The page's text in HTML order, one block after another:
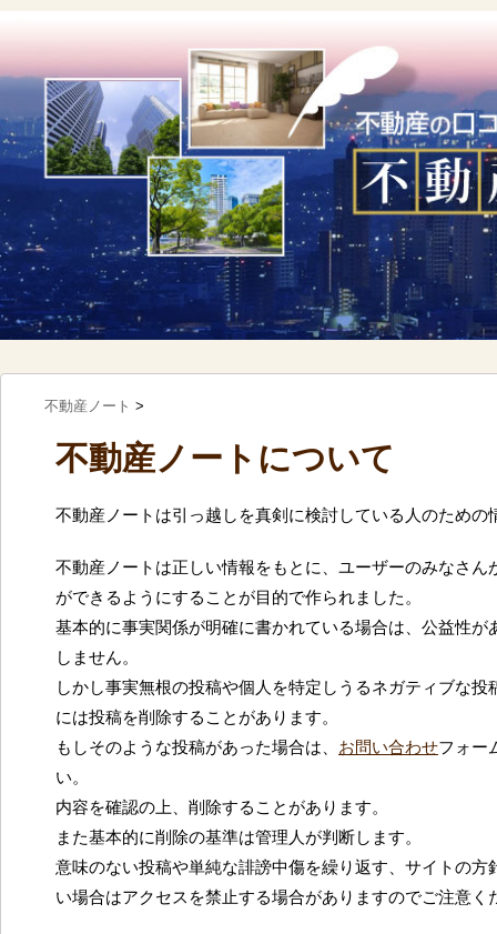
不動産ノート >
不動産ノートについて
不動産ノートは引っ越しを真剣に検討している人のための
不動産ノートは正しい情報をもとに、ユーザーのみなさん
ができるようにすることが目的で作られました。
基本的に事実関係が明確に書かれている場合は、公益性が
しません。
しかし事実無根の投稿や個人を特定しうるネガティブな投
には投稿を削除することがあります。
もしそのような投稿があった場合は、 お問い合わせフォー
い。
内容を確認の上、削除することがあります。
また基本的に削除の基準は管理人が判断します。
意味のない投稿や単純な誹謗中傷を繰り返す、サイトの方
い場合はアクセスを禁止する場合がありますのでご注意く